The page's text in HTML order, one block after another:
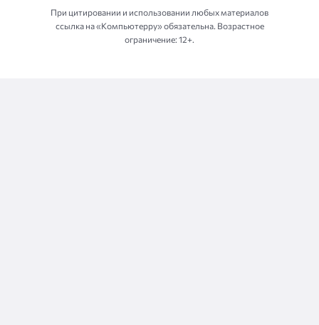
При цитировании и использовании любых материалов
ссылка на «Компьютерру» обязательна. Возрастное
ограничение: 12+.